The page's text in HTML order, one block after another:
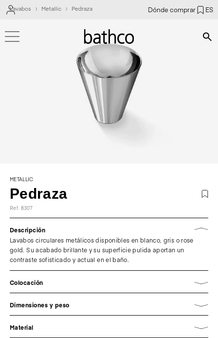
Dónde comprar ES
Lavabos Metallic Pedraza
METALLIC
Pedraza
Ref. 8307
Descripción
Lavabos circulares metálicos disponibles en blanco, gris o rose
gold. Su acabado brillante y su superficie pulida aportan un
contraste sofisticado y actual en el baño.
Colocación
Dimensiones y peso
Material